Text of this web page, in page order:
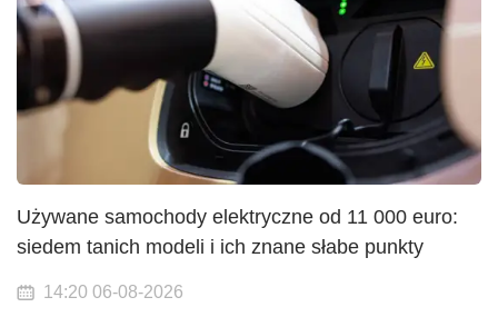
Używane samochody elektryczne od 11 000 euro:
siedem tanich modeli i ich znane słabe punkty
14:20 06-08-2026